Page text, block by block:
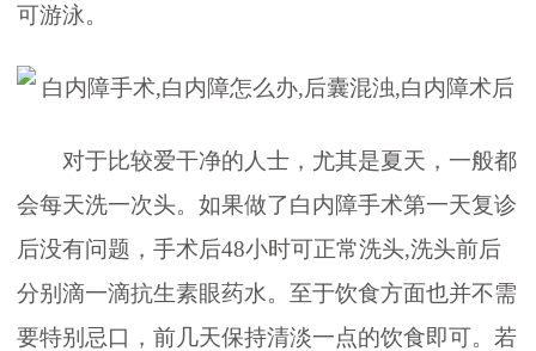
可游泳。
对于比较爱干净的人士，尤其是夏天，一般都
会每天洗一次头。如果做了白内障手术第一天复诊
后没有问题，手术后48小时可正常洗头,洗头前后
分别滴一滴抗生素眼药水。至于饮食方面也并不需
要特别忌口，前几天保持清淡一点的饮食即可。若